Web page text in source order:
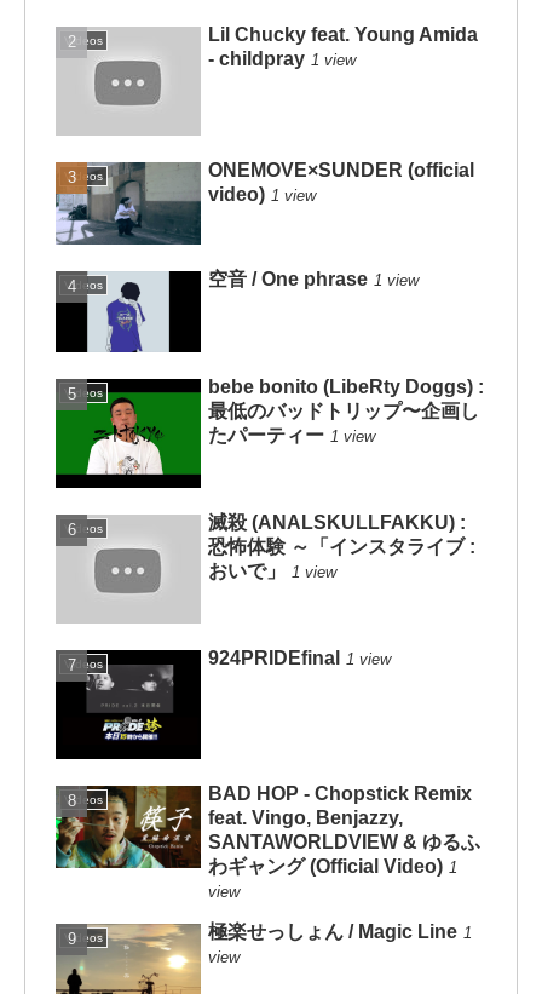
Videos
Lil Chucky feat. Young Amida
- childpray 1 view
Videos
ONEMOVE×SUNDER (official
video) 1 view
Videos 空音 / One phrase 1 view
Videos
bebe bonito (LibeRty Doggs) :
最低のバッドトリップ〜企画し
たパーティー 1 view
Videos
滅殺 (ANALSKULLFAKKU) :
恐怖体験 ～「インスタライブ :
おいで」
1 view
Videos 924PRIDEfinal 1 view
Videos
BAD HOP - Chopstick Remix
feat. Vingo, Benjazzy,
SANTAWORLDVIEW & ゆるふ
わギャング (Official Video) 1
view
Videos 極楽せっしょん / Magic Line 1
view